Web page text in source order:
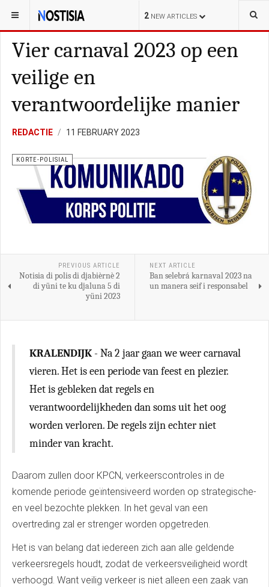
2 NEW ARTICLES
YOU ARE HERE: BONAIRE KORTE-POLISIAL
Vier carnaval 2023 op een
veilige en
verantwoordelijke manier
REDACTIE 11 FEBRUARY 2023
KORTE-POLISIAL
PREVIOUS ARTICLE
Notisia di polis di djabièrnè 2
di yüni te ku djaluna 5 di
yüni 2023
NEXT ARTICLE
Ban selebrá karnaval 2023 na
un manera seif i responsabel
KRALENDIJK- Na 2 jaar gaan we weer carnaval
vieren. Het is een periode van feest en plezier.
Het is gebleken dat regels en
verantwoordelijkheden dan soms uit het oog
worden verloren. De regels zijn echter niet
minder van kracht.
Daarom zullen door KPCN, verkeerscontroles in de
komende periode geïntensiveerd worden op strategische-
en veel bezochte plekken. In het geval van een
overtreding zal er strenger worden opgetreden.
Het is van belang dat iedereen zich aan alle geldende
verkeersregels houdt, zodat de verkeersveiligheid wordt
verhoogd. Want veilig verkeer is niet alleen een zaak van